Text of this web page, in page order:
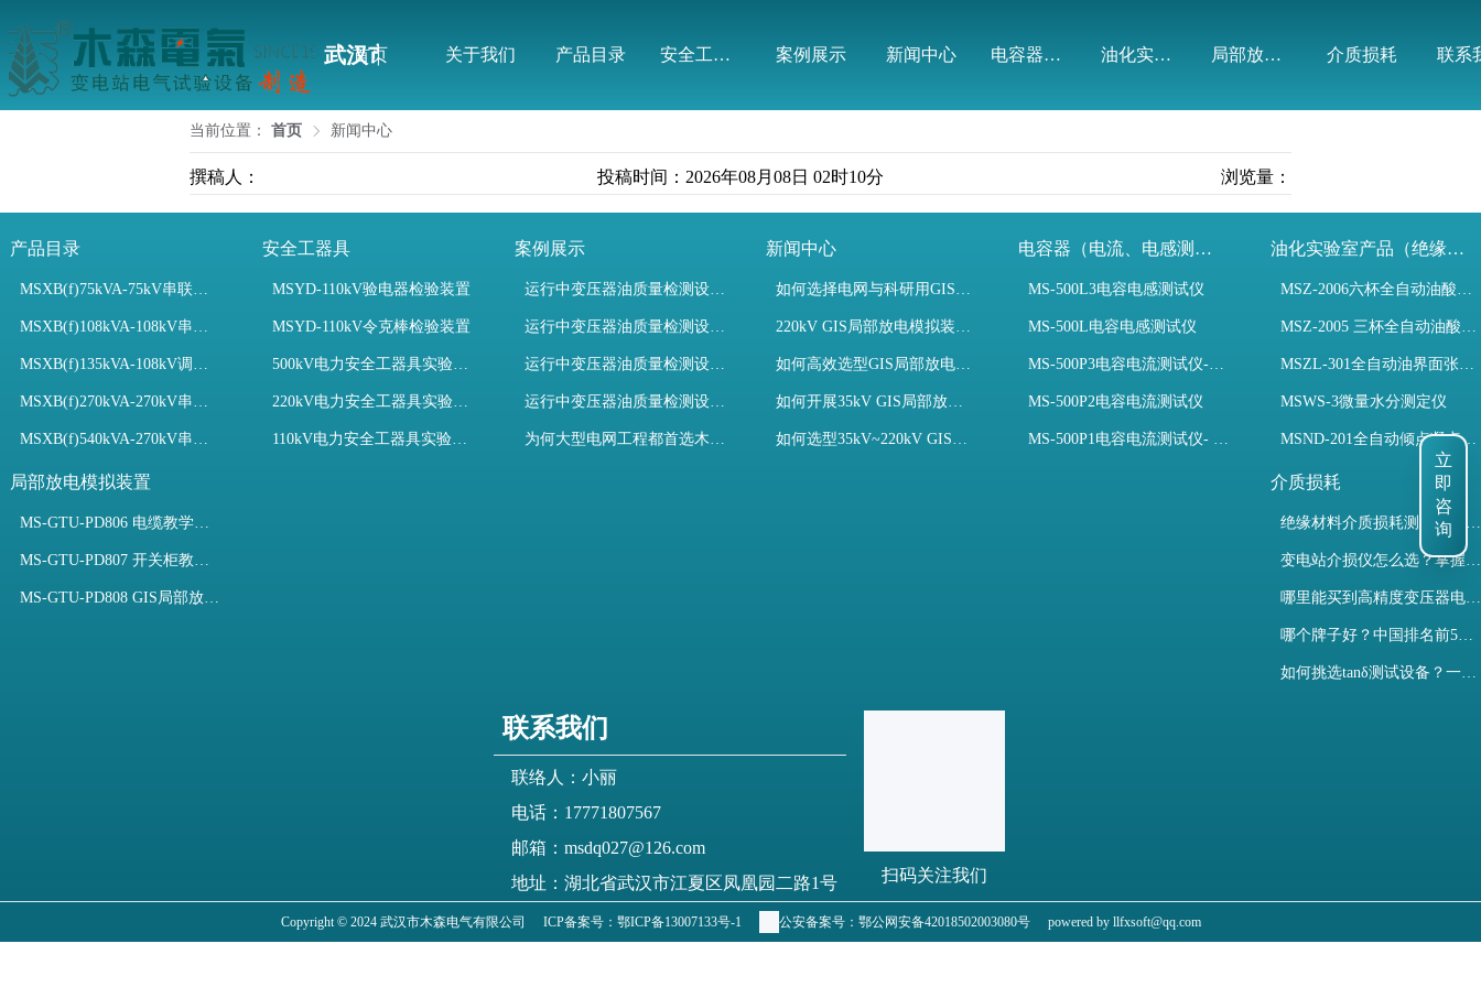
武汉市木森电气有限公司
首页 关于我们 产品目录 安全工器具 案例展示 新闻中心 电容器（电流、电感测试） 油化实验室产品（绝缘油） 局部放电模拟装置 介质损耗 联系
当前位置： 首页 新闻中心
撰稿人： 投稿时间：2026年08月08日 02时10分 浏览量：
产品目录
MSXB(f)75kVA-75kV串联谐振装置
MSXB(f)108kVA-108kV串联谐振试验装置
MSXB(f)135kVA-108kV调频串联谐振试验装置
MSXB(f)270kVA-270kV串联谐振
MSXB(f)540kVA-270kV串联谐振试验装置
安全工器具
MSYD-110kV验电器检验装置
MSYD-110kV令克棒检验装置
500kV电力安全工器具实验室配置
220kV电力安全工器具实验室配置
110kV电力安全工器具实验室配置
案例展示
运行中变压器油质量检测设备有哪些优势？
运行中变压器油质量检测设备如何维护？
运行中变压器油质量检测设备包括哪些？
运行中变压器油质量检测设备如何选型？
为何大型电网工程都首选木森电气成套电力测试设备？
新闻中心
如何选择电网与科研用GIS局部放电模拟装置？
220kV GIS局部放电模拟装置试验如何开展？
如何高效选型GIS局部放电模拟装置？
如何开展35kV GIS局部放电模拟装置检测试验与选型
如何选型35kV~220kV GIS局部放电模拟装置？
电容器（电流、电感测试）
MS-500L3电容电感测试仪
MS-500L电容电感测试仪
MS-500P3电容电流测试仪-3PT、两种4PT、1PT连接方式
MS-500P2电容电流测试仪
MS-500P1电容电流测试仪- 支持3PT、4PT、1PT
油化实验室产品（绝缘油）
MSZ-2006六杯全自动油酸值测定仪
MSZ-2005 三杯全自动油酸值测定仪
MSZL-301全自动油界面张力仪
MSWS-3微量水分测定仪
MSND-201全自动倾点凝点测试仪
局部放电模拟装置
MS-GTU-PD806 电缆教学用局部放电模拟装置
MS-GTU-PD807 开关柜教学用局部放电模拟装置
MS-GTU-PD808 GIS局部放电模拟系统
介质损耗
绝缘材料介质损耗测试仪怎么选？看木森电气B端定制如何升级测试效率
变电站介损仪怎么选？掌握采购要点-木森电气
哪里能买到高精度变压器电容量及介损测试仪？快速解决选型难题
哪个牌子好？中国排名前5介质损耗测试仪选型对比快速解决测量难题
如何挑选tanδ测试设备？一文掌握高压介质损耗测试仪采购核心
联系我们
联络人：小丽
电话：17771807567
邮箱：msdq027@126.com
地址：湖北省武汉市江夏区凤凰园二路1号
扫码关注我们
Copyright © 2024 武汉市木森电气有限公司 ICP备案号： 鄂ICP备13007133号-1 公安备案号： 鄂公网安备42018502003080号 powered by llfxsoft@qq.com
立
即
咨
询